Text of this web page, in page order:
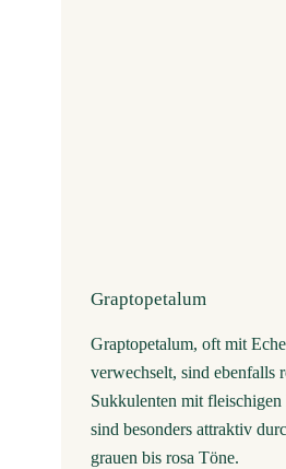
Graptopetalum
Graptopetalum, oft mit
verwechselt, sind ebenfalls
Sukkulenten mit
sind besonders attraktiv
grauen bis rosa Töne.